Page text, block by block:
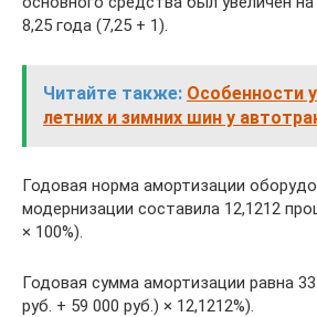
8,25 года (7,25 + 1).
Читайте также: Особенности
летних и зимних шин у
Годовая норма амортизации
модернизации составила 12,1212
× 100%).
Годовая сумма амортизации равна
руб. + 59 000 руб.) × 12,1212%).